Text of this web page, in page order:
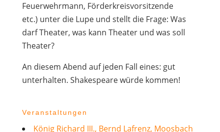
Feuerwehrmann, Förderkreisvorsitzende
etc.) unter die Lupe und stellt die Frage: Was
darf Theater, was kann Theater und was soll
Theater?
An diesem Abend auf jeden Fall eines: gut
unterhalten. Shakespeare würde kommen!
Veranstaltungen
König Richard III., Bernd Lafrenz, Moosbach